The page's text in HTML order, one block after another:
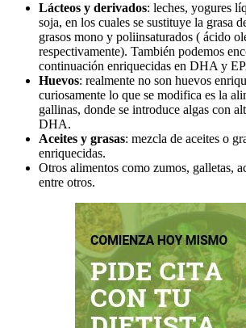
Lácteos y derivados: leches, yogures
soja, en los cuales se sustituye la grasa
grasos mono y poliinsaturados ( ácido
respectivamente). También podemos
continuación enriquecidas en DHA y
Huevos: realmente no son huevos
curiosamente lo que se modifica es la
gallinas, donde se introduce algas con
DHA.
Aceites y grasas: mezcla de aceites o
enriquecidas.
Otros alimentos como zumos, galletas,
entre otros.